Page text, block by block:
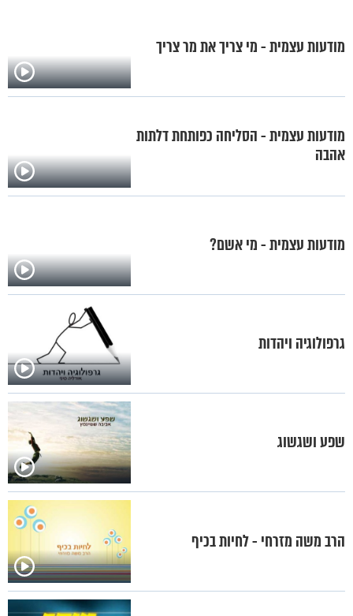
מודעות עצמית - מי צריך את מר צריך
מודעות עצמית - הסליחה כפותחת דלתות
אהבה
מודעות עצמית - מי אשם?
גרפולוגיה ויהדות
שפע ושגשוג
הרב משה מזרחי - לחיות בכיף